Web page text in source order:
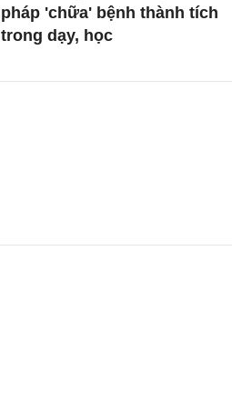
pháp 'chữa' bệnh thành tích
trong dạy, học